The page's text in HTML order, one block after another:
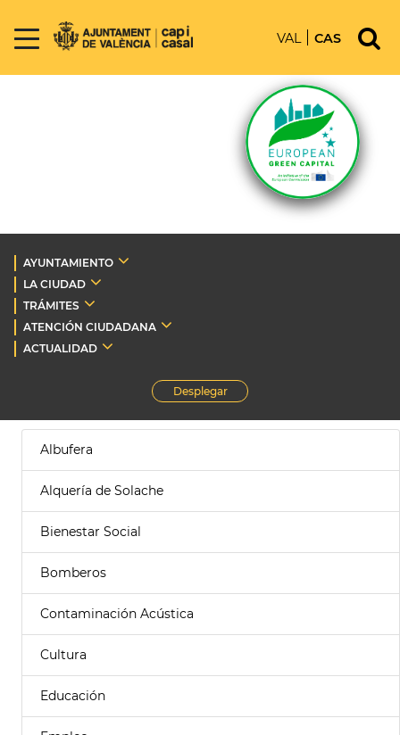
VAL CAS
AYUNTAMIENTO
LA CIUDAD
TRÁMITES
ATENCIÓN CIUDADANA
ACTUALIDAD
Desplegar
Albufera
Alquería de Solache
Bienestar Social
Bomberos
Contaminación Acústica
Cultura
Educación